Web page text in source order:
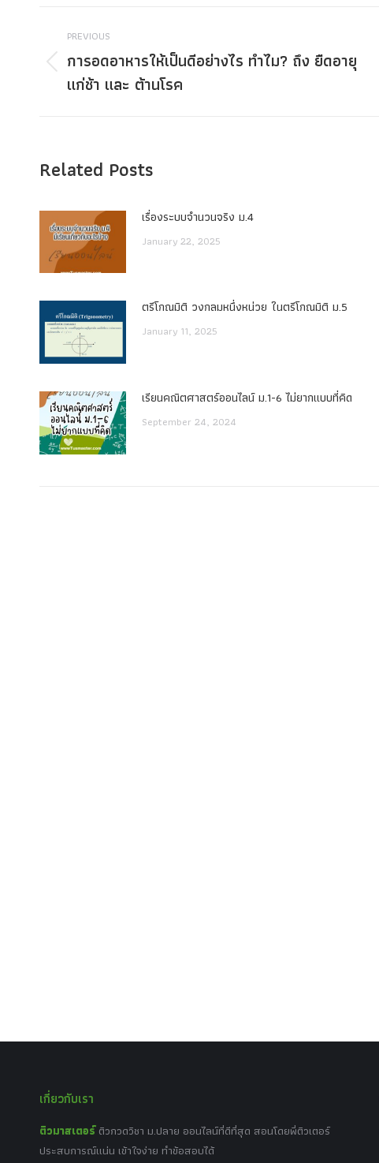
Post
navigation
PREVIOUS
Previous
post:
การอดอาหารให้เป็นดีอย่างไร ทำไม? ถึง ยืดอายุ
แก่ช้า และ ต้านโรค
Related Posts
เรื่องระบบจํานวนจริง ม.4
January 22, 2025
ตรีโกณมิติ วงกลมหนึ่งหน่วย ในตรีโกณมิติ ม.5
January 11, 2025
เรียนคณิตศาสตร์ออนไลน์ ม.1-6 ไม่ยากแบบที่คิด
September 24, 2024
เกี่ยวกับเรา
ติวมาสเตอร์ ติวกวดวิชา ม.ปลาย ออนไลน์ที่ดีที่สุด สอนโดยพี่ติวเตอร์
ประสบการณ์แน่น เข้าใจง่าย ทำข้อสอบได้